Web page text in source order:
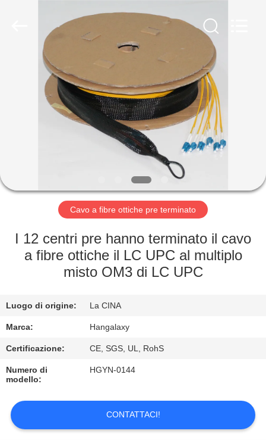
CASA
PRODOTTI
CIRCA
NOI
GIRO
DELLA
FABBRICA
CONTROLLO
DI
QUALITÀ
CONTATTICI
RICHIEDA
Cavo a fibre ottiche pre terminato
I 12 centri pre hanno terminato il cavo
a fibre ottiche il LC UPC al multiplo
misto OM3 di LC UPC
Luogo di origine: La CINA
Marca: Hangalaxy
Certificazione: CE, SGS, UL, RohS
Numero di
modello:
HGYN-0144
CONTATTACI!